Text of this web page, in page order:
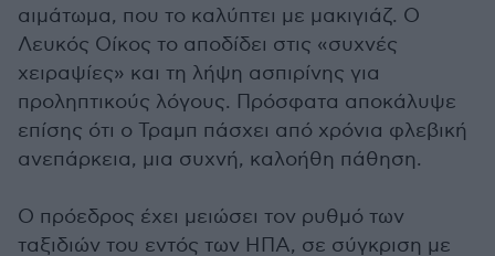
αιμάτωμα, που το καλύπτει με μακιγιάζ. Ο
Λευκός Οίκος το αποδίδει στις «συχνές
χειραψίες» και τη λήψη ασπιρίνης για
προληπτικούς λόγους. Πρόσφατα αποκάλυψε
επίσης ότι ο Τραμπ πάσχει από χρόνια φλεβική
ανεπάρκεια, μια συχνή, καλοήθη πάθηση.
Ο πρόεδρος έχει μειώσει τον ρυθμό των
ταξιδιών του εντός των ΗΠΑ, σε σύγκριση με